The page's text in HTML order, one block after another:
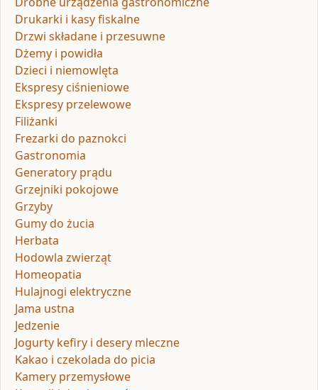
Drukarki i kasy fiskalne
Drzwi składane i przesuwne
Dżemy i powidła
Dzieci i niemowlęta
Ekspresy ciśnieniowe
Ekspresy przelewowe
Filiżanki
Frezarki do paznokci
Gastronomia
Generatory prądu
Grzejniki pokojowe
Grzyby
Gumy do żucia
Herbata
Hodowla zwierząt
Homeopatia
Hulajnogi elektryczne
Jama ustna
Jedzenie
Jogurty kefiry i desery mleczne
Kakao i czekolada do picia
Kamery przemysłowe